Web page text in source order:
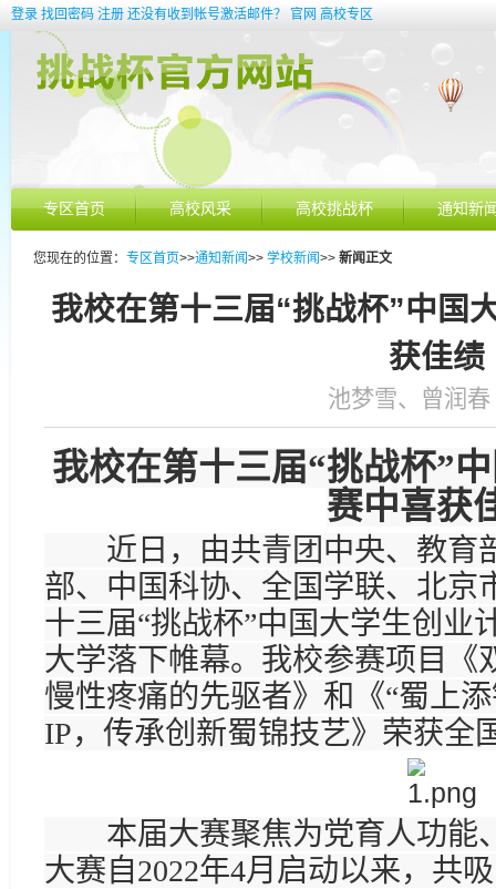
登录 找回密码 注册 还没有收到帐号激活邮件？ 官网 高校专区
专区首页 高校风采 高校挑战杯 通知新
您现在的位置： 专区首页>>通知新闻>> 学校新闻>> 新闻正文
我校在第十三届“挑战杯”中国
获佳绩
池梦雪、曾润
我校在第十三届“挑战杯”
赛中喜获
近日，由共青团中央、教育
部、中国科协、全国学联、北京
十三届“挑战杯”中国大学生创业
大学落下帷幕。我校参赛项目
慢性疼痛的先驱者》和《“蜀上
IP，传承创新蜀锦技艺》荣获全
本届大赛聚焦为党育人功能
大赛自2022年4月启动以来，共